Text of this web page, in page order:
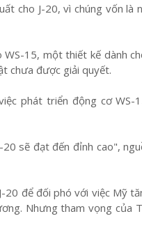
cho J-20, vì chúng vốn là
15, một thiết kế dành
chưa được giải quyết.
phát triển động cơ WS-
sẽ đạt đến đỉnh cao",
20 để đối phó với việc Mỹ
Nhưng tham vọng của